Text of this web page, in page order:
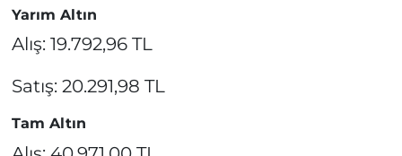
Yarım Altın
Alış: 19.792,96 TL
Satış: 20.291,98 TL
Tam Altın